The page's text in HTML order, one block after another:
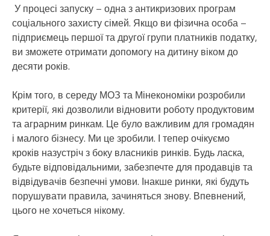
У процесі запуску – одна з антикризових програм
соціального захисту сімей. Якщо ви фізична особа –
підприємець першої та другої групи платників податку,
ви зможете отримати допомогу на дитину віком до
десяти років.
Крім того, в середу МОЗ та Мінекономіки розробили
критерії, які дозволили відновити роботу продуктовим
та аграрним ринкам. Це було важливим для громадян
і малого бізнесу. Ми це зробили. І тепер очікуємо
кроків назустріч з боку власників ринків. Будь ласка,
будьте відповідальними, забезпечте для продавців та
відвідувачів безпечні умови. Інакше ринки, які будуть
порушувати правила, зачиняться знову. Впевнений,
цього не хочеться нікому.